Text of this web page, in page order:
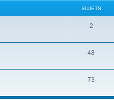
SUJETS
2
48
73